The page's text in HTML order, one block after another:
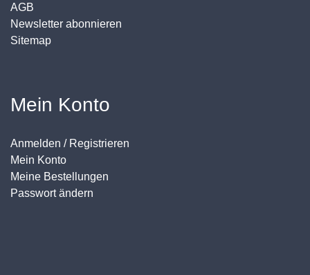
AGB
Newsletter abonnieren
Sitemap
Mein Konto
Anmelden / Registrieren
Mein Konto
Meine Bestellungen
Passwort ändern